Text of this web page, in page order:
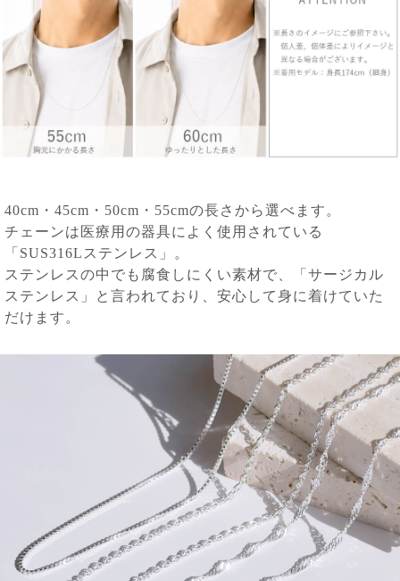
40cm・45cm・50cm・55cmの長さから選べます。
チェーンは医療用の器具によく使用されている
「SUS316Lステンレス」。
ステンレスの中でも腐食しにくい素材で、「サージカル
ステンレス」と言われており、安心して身に着けていた
だけます。